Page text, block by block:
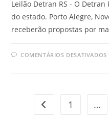
Leilão Detran RS - O
do estado. Porto Alegre,
receberão propostas por
COMENTÁRIOS DESATIVADOS
Ir para a página
1 …